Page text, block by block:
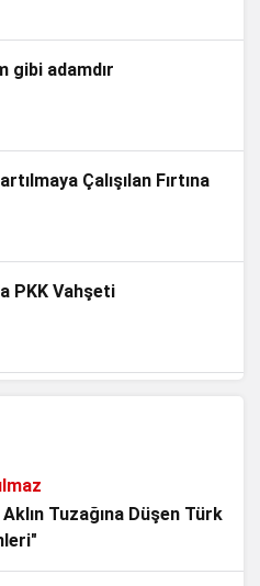
gibi adamdır
Çalışılan Fırtına
PKK Vahşeti
Dansı
Tuzağına Düşen Türk